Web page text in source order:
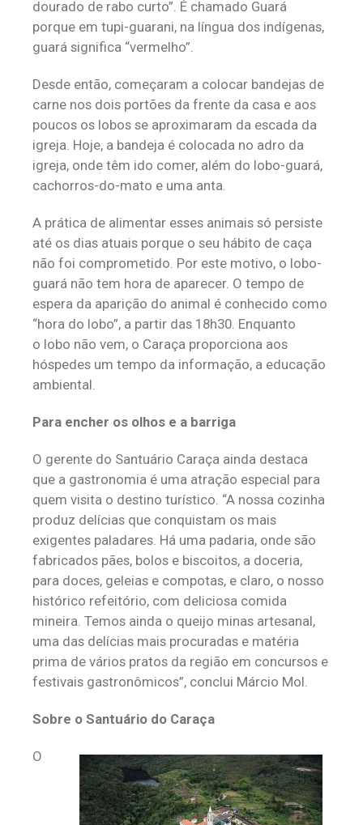
dourado de rabo curto”. É chamado Guará
porque em tupi-guarani, na língua dos indígenas,
guará significa “vermelho”.
Desde então, começaram a colocar bandejas de
carne nos dois portões da frente da casa e aos
poucos os lobos se aproximaram da escada da
igreja. Hoje, a bandeja é colocada no adro da
igreja, onde têm ido comer, além do lobo-guará,
cachorros-do-mato e uma anta.
A prática de alimentar esses animais só persiste
até os dias atuais porque o seu hábito de caça
não foi comprometido. Por este motivo, o lobo-
guará não tem hora de aparecer. O tempo de
espera da aparição do animal é conhecido como
“hora do lobo”, a partir das 18h30. Enquanto
o lobo não vem, o Caraça proporciona aos
hóspedes um tempo da informação, a educação
ambiental.
Para encher os olhos e a barriga
O gerente do Santuário Caraça ainda destaca
que a gastronomia é uma atração especial para
quem visita o destino turístico. “A nossa cozinha
produz delícias que conquistam os mais
exigentes paladares. Há uma padaria, onde são
fabricados pães, bolos e biscoitos, a doceria,
para doces, geleias e compotas, e claro, o nosso
histórico refeitório, com deliciosa comida
mineira. Temos ainda o queijo minas artesanal,
uma das delícias mais procuradas e matéria
prima de vários pratos da região em concursos e
festivais gastronômicos”, conclui Márcio Mol.
Sobre o Santuário do Caraça
O